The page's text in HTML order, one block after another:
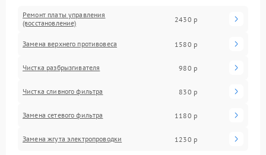
Ремонт платы управления
(восстановление)
2430 р
Замена верхнего противовеса 1580 р
Чистка разбрызгивателя 980 р
Чистка сливного фильтра 830 р
Замена сетевого фильтра 1180 р
Замена жгута электропроводки 1230 р